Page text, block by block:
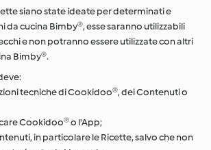
siano state ideate per determinati e
da cucina Bimby®, esse saranno utilizzabili
e non potranno essere utilizzate con altri
Bimby®.
tecniche di Cookidoo®, dei Contenuti o
Cookidoo® o l'App;
in particolare le Ricette, salvo che non